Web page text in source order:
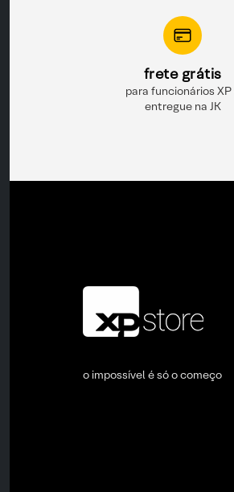
frete grátis
para funcionários XP
entregue na JK
o impossível é só o começo